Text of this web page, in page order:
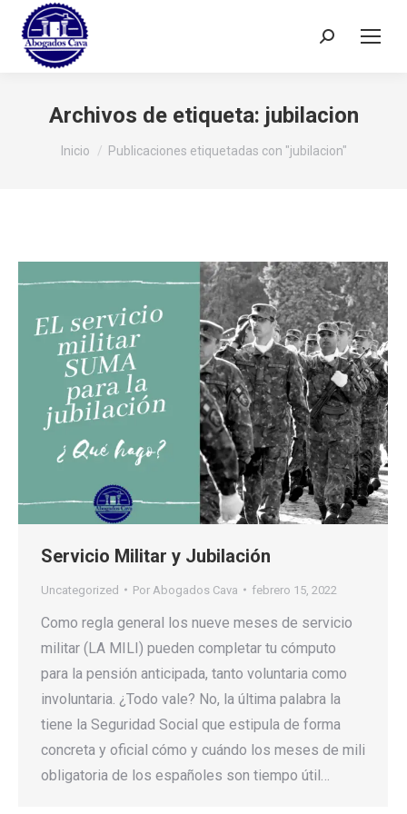
Buscar:
Archivos de etiqueta: jubilacion
Estás aquí:
Inicio Publicaciones etiquetadas con "jubilacion"
Servicio Militar y Jubilación
Uncategorized Por Abogados Cava febrero 15, 2022
Como regla general los nueve meses de servicio
militar (LA MILI) pueden completar tu cómputo
para la pensión anticipada, tanto voluntaria como
involuntaria. ¿Todo vale? No, la última palabra la
tiene la Seguridad Social que estipula de forma
concreta y oficial cómo y cuándo los meses de mili
obligatoria de los españoles son tiempo útil…